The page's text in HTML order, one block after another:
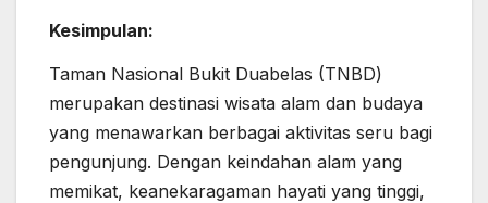
Kesimpulan:
Taman Nasional Bukit Duabelas (TNBD)
merupakan destinasi wisata alam dan budaya
yang menawarkan berbagai aktivitas seru bagi
pengunjung. Dengan keindahan alam yang
memikat, keanekaragaman hayati yang tinggi,